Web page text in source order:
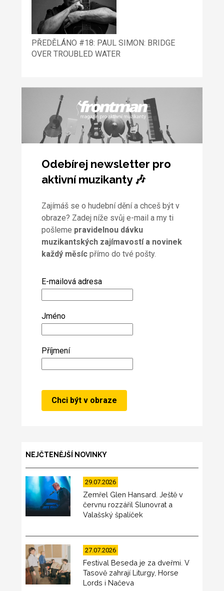
PŘEDĚLÁNO #18: PAUL SIMON: BRIDGE
OVER TROUBLED WATER
Odebírej newsletter pro
aktivní muzikanty 🎶
Zajímáš se o hudební dění a chceš být v
obraze? Zadej níže svůj e-mail a my ti
pošleme pravidelnou dávku
muzikantských zajímavostí a novinek
každý měsícpřímo do tvé pošty.
E-mailová adresa
Jméno
Příjmení
NEJČTENĚJŠÍ NOVINKY
29.07.2026
Zemřel Glen Hansard. Ještě v
červnu rozzářil Slunovrat a
Valašský špalíček
27.07.2026
Festival Beseda je za dveřmi. V
Tasově zahrají Liturgy, Horse
Lords i Načeva